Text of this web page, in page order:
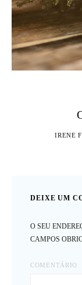
IRENE
DEIXE UM
O SEU
CAMPOS
COMENTÁRIO